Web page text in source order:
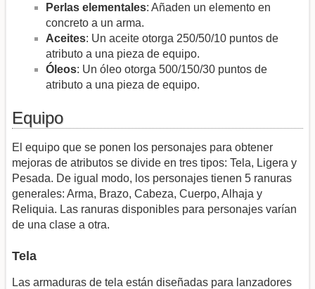
Perlas elementales: Añaden un elemento en
concreto a un arma.
Aceites: Un aceite otorga 250/50/10 puntos de
atributo a una pieza de equipo.
Óleos: Un óleo otorga 500/150/30 puntos de
atributo a una pieza de equipo.
Equipo
El equipo que se ponen los personajes para obtener
mejoras de atributos se divide en tres tipos: Tela, Ligera y
Pesada. De igual modo, los personajes tienen 5 ranuras
generales: Arma, Brazo, Cabeza, Cuerpo, Alhaja y
Reliquia. Las ranuras disponibles para personajes varían
de una clase a otra.
Tela
Las armaduras de tela están diseñadas para lanzadores